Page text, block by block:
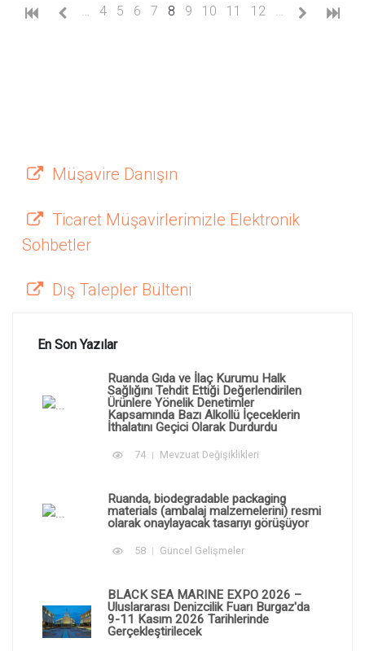
4 5 6 7 8 (current)
9 10 11 12
Müşavire Danışın
Ticaret Müşavirlerimizle Elektronik
Sohbetler
Dış Talepler Bülteni
En Son Yazılar
Ruanda Gıda ve İlaç Kurumu Halk
Sağlığını Tehdit Ettiği Değerlendirilen
Ürünlere Yönelik Denetimler
Kapsamında Bazı Alkollü İçeceklerin
İthalatını Geçici Olarak Durdurdu
74 Mevzuat Değişiklikleri
Ruanda, biodegradable packaging
materials (ambalaj malzemelerini) resmi
olarak onaylayacak tasarıyı görüşüyor
58 Güncel Gelişmeler
BLACK SEA MARINE EXPO 2026 –
Uluslararası Denizcilik Fuarı Burgaz'da
9-11 Kasım 2026 Tarihlerinde
Gerçekleştirilecek